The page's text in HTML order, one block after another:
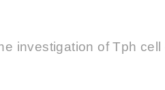
investigation of Tph